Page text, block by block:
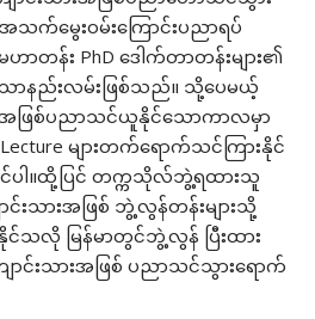
သက်မွေးဝမ်းကြောင်းပညာရပ်
ာတန်း PhD ဒေါက်တာတန်းများ၏
ောနည်းလမ်းဖြစ်သည်။ သို့ပေမယ့်
ဖြစ်ပညာသင်ယူနိုင်သောကာလမှာ
များတက်ရောက်သင်ကြားနိုင်
ပါ။ထို့ပြင် တက္ကသိုလ်ဘွဲ့ရထားသူ
သားအဖြစ် ဘွဲ့လွန်တန်းများသို့
သလို မြန်မာတွင်ဘွဲ့လွန် ပြီးထား
င်းသားအဖြစ် ပညာသင်သွားရောက်